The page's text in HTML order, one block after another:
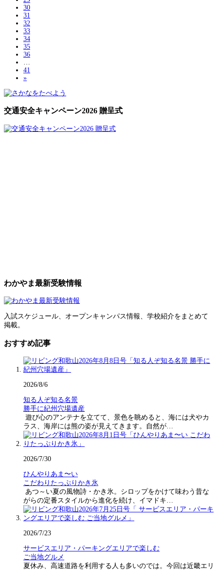
30
31
32
33
34
35
36
41
»
交通安全キャンペーン2026 贈呈式
わかやま最新受験情報
入試スケジュール、オープンキャンパス情報、学校紹介をまとめて
掲載。
おすすめ記事
2026/8/6
知る人ぞ知る名景
勝手に紀州穴場遺産
遊び心のアンテナを立てて、景色を眺めると、海には犬やカ
ラス、海岸には熊の姿が見えてきます。自然が…
2026/7/30
ひんやりあま〜い
こだわりたっぷりかき氷
あつ～い夏の風物詩・かき氷。シロップをかけて味わう昔な
がらの定番スタイルから進化を続け、イマドキ…
2026/7/23
サービスエリア・パーキングエリアで楽しむ
ご当地グルメ
夏休み、高速道路を利用する人も多いのでは。今回は近畿エリ